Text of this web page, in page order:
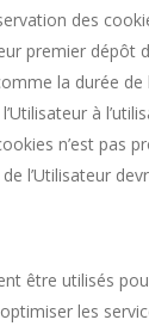
des
premier dépôt
la durée de
à
n’est pas
l’Utilisateur
être utilisés
les